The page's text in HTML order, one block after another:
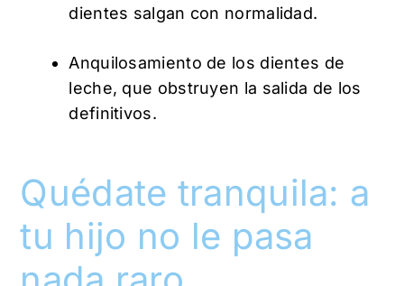
dientes salgan con normalidad.
Anquilosamiento de los dientes de
leche, que obstruyen la salida de los
definitivos.
Quédate tranquila: a
tu hijo no le pasa